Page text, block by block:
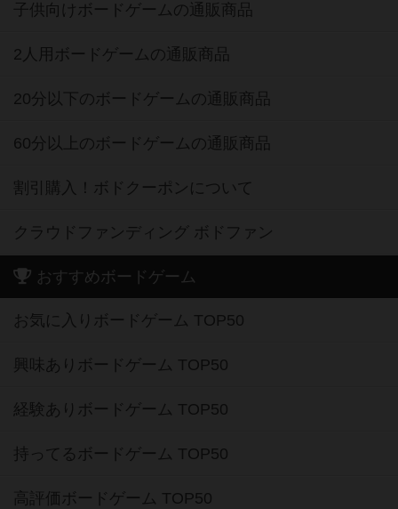
子供向けボードゲームの通販商品
2人用ボードゲームの通販商品
20分以下のボードゲームの通販商品
60分以上のボードゲームの通販商品
割引購入！ボドクーポンについて
クラウドファンディング ボドファン
おすすめボードゲーム
お気に入りボードゲーム TOP50
興味ありボードゲーム TOP50
経験ありボードゲーム TOP50
持ってるボードゲーム TOP50
高評価ボードゲーム TOP50